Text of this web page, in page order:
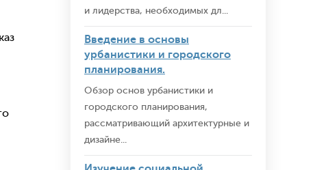
и лидерства, необходимых дл...
Введение в основы
урбанистики и городского
планирования.
Обзор основ урбанистики и
городского планирования,
рассматривающий архитектурные и
дизайне...